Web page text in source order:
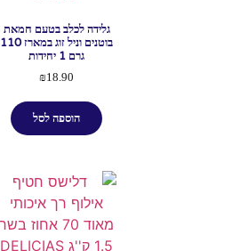
גלידה לכלב בטעם חמאת
בוטנים וניל זוג במארז 110
גרם 1 יחידות
₪18.90
הוספה לסל